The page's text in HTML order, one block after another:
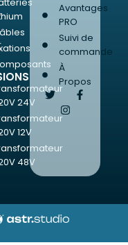
24V
12V
48V
Avantages
PRO
Suivi de
commande
À
Propos